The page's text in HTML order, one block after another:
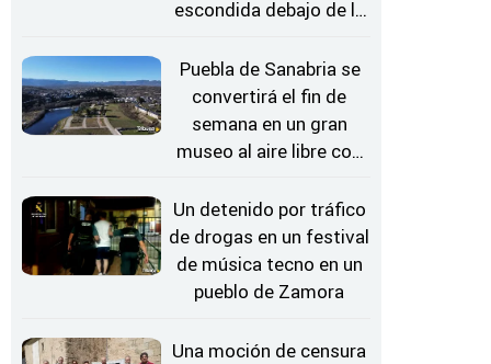
escondida debajo de la
coche
Puebla de Sanabria se
convertirá el fin de
semana en un gran
museo al aire libre con
Un detenido por tráfico
de drogas en un festival
de música tecno en un
pueblo de Zamora
Una moción de censura